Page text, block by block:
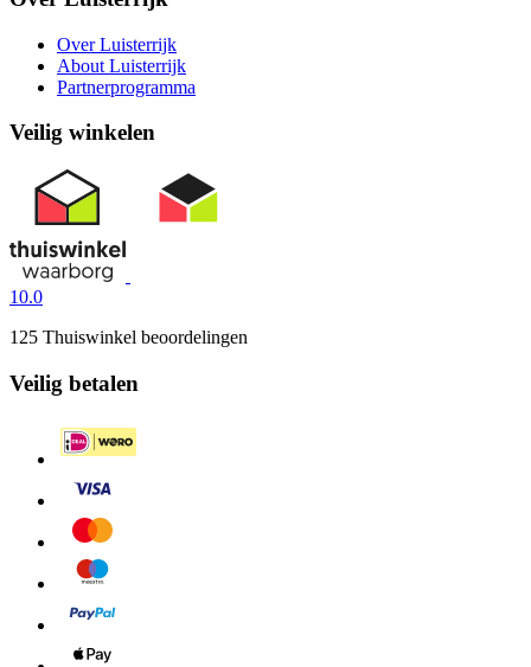
Over Luisterrijk
About Luisterrijk
Partnerprogramma
Veilig winkelen
10.0
125 Thuiswinkel beoordelingen
Veilig betalen